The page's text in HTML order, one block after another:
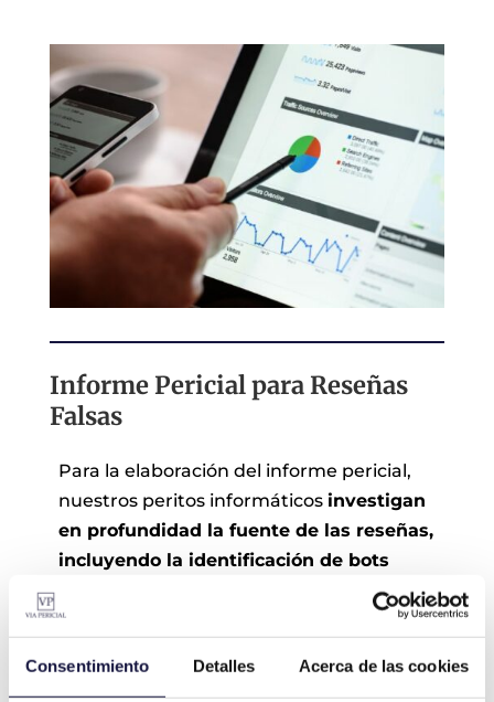
Consentimiento Detalles Acerca de las cookies
Informe Pericial para Reseñas
Falsas
Para la elaboración del informe pericial,
nuestros peritos informáticos investigan
en profundidad la fuente de las reseñas,
incluyendo la identificación de bots
utilizados para crear las reseñas falsas.
Esto se hace mediante la
identificación
direcciones IP
, permitiendo acceder a la